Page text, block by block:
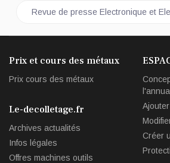
Article suivant : Revue de presse
Revue de presse Electronique et
Prix et cours des métaux
Prix cours des métaux
Le-decolletage.fr
Archives actualités
Infos légales
Offres machines outils
Créer